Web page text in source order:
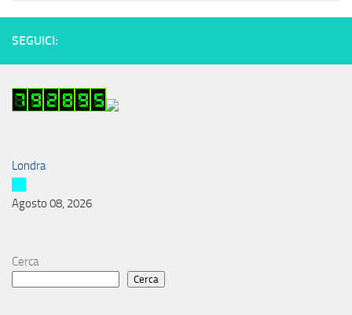
SEGUICI:
Londra
Agosto 08, 2026
Cerca
Cerca